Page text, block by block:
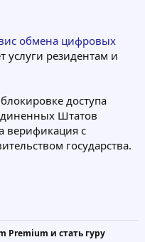
обмена цифровых
услуги резидентам и
доступа
Штатов
верификация с
государства.
Premium и стать гуру